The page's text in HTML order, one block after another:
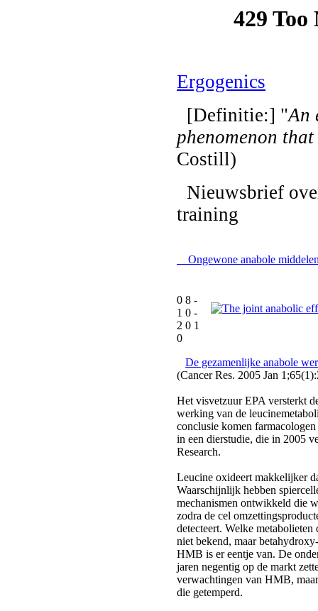
Ergogenics
[Definitie:] "An
phenomenon
Costill)
Nieuwsbrief
training
Ongewone anabole
0 8 -
1 0 -
2 0 1
0
De gezamenlijke anabole
(Cancer Res. 2005 Jan
Het visvetzuur EPA versterkt
werking van de
conclusie komen
in een dierstudie, die in 2005
Research.
Leucine oxideert makkelijker
Waarschijnlijk hebben
mechanismen ontwikkeld die
zodra de cel
detecteert. Welke
niet bekend, maar
HMB is er eentje van. De
jaren negentig op de markt
verwachtingen van HMB,
die getemperd.